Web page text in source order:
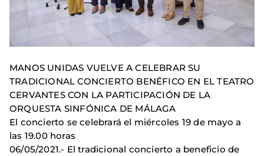
MANOS UNIDAS VUELVE A CELEBRAR SU
TRADICIONAL CONCIERTO BENÉFICO EN EL TEATRO
CERVANTES CON LA PARTICIPACIÓN DE LA
ORQUESTA SINFÓNICA DE MÁLAGA
El concierto se celebrará el miércoles 19 de mayo a
las 19.00 horas
06/05/2021.- El tradicional concierto a beneficio de